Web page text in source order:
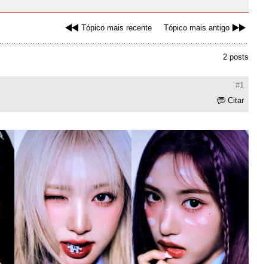
Tópico mais recente Tópico mais antigo
2 posts
#1
Citar